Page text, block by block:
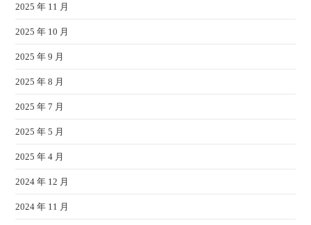
2025 年 11 月
2025 年 10 月
2025 年 9 月
2025 年 8 月
2025 年 7 月
2025 年 5 月
2025 年 4 月
2024 年 12 月
2024 年 11 月